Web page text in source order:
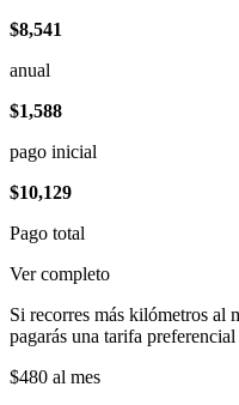
$8,541
anual
$1,588
pago inicial
$10,129
Pago total
Ver completo
Si recorres más kilómetros al
pagarás una tarifa preferencial
$480 al mes